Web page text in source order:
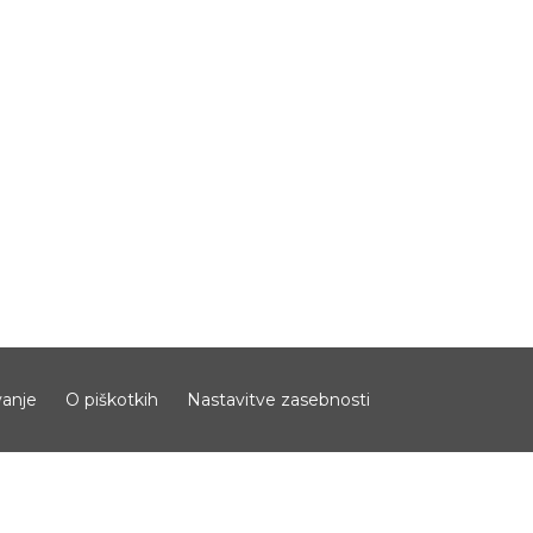
O piškotkih Nastavitve zasebnosti